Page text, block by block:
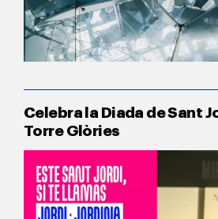
Celebra la Diada de Sant
Torre Glòries